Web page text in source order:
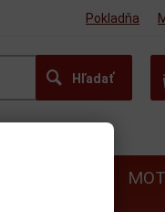
Pokladňa
Hľadať